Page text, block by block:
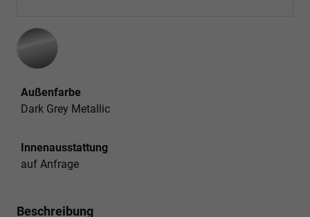
Außenfarbe
Dark Grey Metallic
Innenausstattung
auf Anfrage
Beschreibung